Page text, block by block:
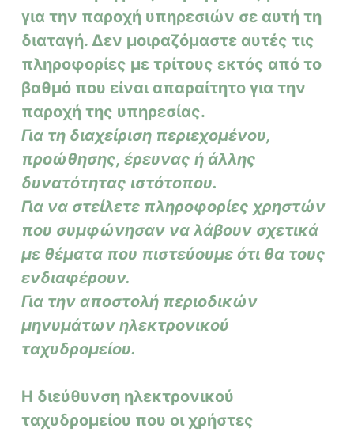
για την παροχή υπηρεσιών σε αυτή τη
διαταγή. Δεν μοιραζόμαστε αυτές τις
πληροφορίες με τρίτους εκτός από το
βαθμό που είναι απαραίτητο για την
παροχή της υπηρεσίας.
Για τη διαχείριση περιεχομένου,
προώθησης, έρευνας ή άλλης
δυνατότητας ιστότοπου.
Για να στείλετε πληροφορίες χρηστών
που συμφώνησαν να λάβουν σχετικά
με θέματα που πιστεύουμε ότι θα τους
ενδιαφέρουν.
Για την αποστολή περιοδικών
μηνυμάτων ηλεκτρονικού
ταχυδρομείου.
Η διεύθυνση ηλεκτρονικού
ταχυδρομείου που οι χρήστες